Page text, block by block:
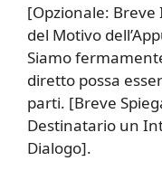
[Opzionale:
del Motivo
Siamo
diretto possa
parti. [Breve
Destinatario un
Dialogo].